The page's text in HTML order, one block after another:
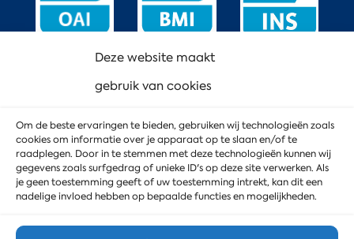
Deze website maakt
gebruik van cookies
Om de beste ervaringen te bieden, gebruiken wij technologieën zoals
cookies om informatie over je apparaat op te slaan en/of te
raadplegen. Door in te stemmen met deze technologieën kunnen wij
gegevens zoals surfgedrag of unieke ID's op deze site verwerken. Als
je geen toestemming geeft of uw toestemming intrekt, kan dit een
nadelige invloed hebben op bepaalde functies en mogelijkheden.